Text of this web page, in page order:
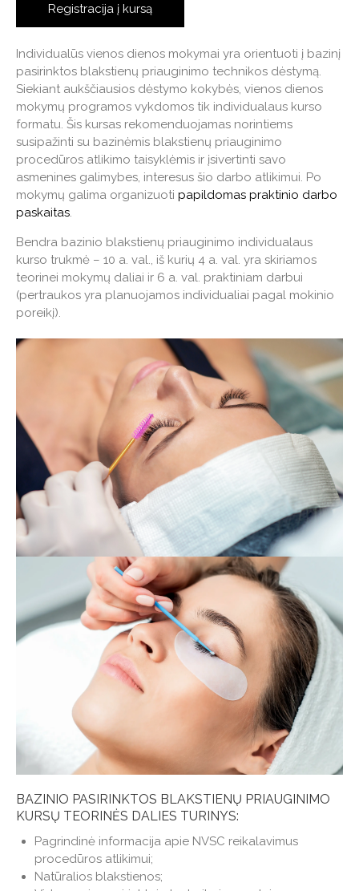
Registracija į kursą
Individualūs vienos dienos mokymai yra orientuoti į bazinį
pasirinktos blakstienų priauginimo technikos dėstymą.
Siekiant aukščiausios dėstymo kokybės, vienos dienos
mokymų programos vykdomos tik individualaus kurso
formatu. Šis kursas rekomenduojamas norintiems
susipažinti su bazinėmis blakstienų priauginimo
procedūros atlikimo taisyklėmis ir įsivertinti savo
asmenines galimybes, interesus šio darbo atlikimui. Po
mokymų galima organizuoti papildomas praktinio darbo
paskaitas
Bendra bazinio blakstienų priauginimo individualaus
kurso trukmė – 10 a. val., iš kurių 4 a. val. yra skiriamos
teorinei mokymų daliai ir 6 a. val. praktiniam darbui
(pertraukos yra planuojamos individualiai pagal mokinio
poreikį).
BAZINIO PASIRINKTOS BLAKSTIENŲ PRIAUGINIMO
KURSŲ TEORINĖS DALIES TURINYS:
Pagrindinė informacija apie NVSC reikalavimus
procedūros atlikimui;
Natūralios blakstienos;